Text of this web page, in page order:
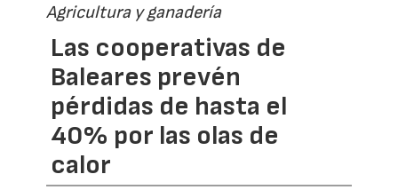
Agricultura y ganadería
Las cooperativas de
Baleares prevén
pérdidas de hasta el
40% por las olas de
calor